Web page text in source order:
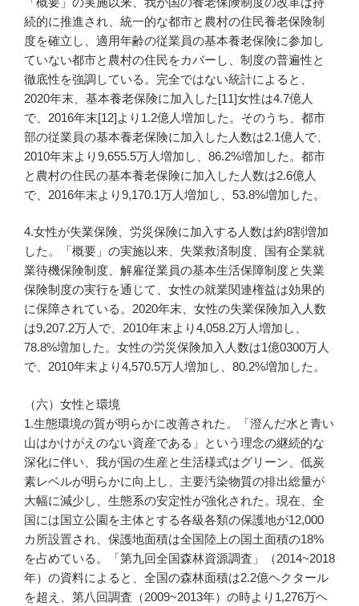
続的に推進され、統一的な都市と農村の住民養老保険制
度を確立し、適用年齢の従業員の基本養老保険に参加し
ていない都市と農村の住民をカバーし、制度の普遍性と
徹底性を強調している。完全ではない統計によると、
2020年末、基本養老保険に加入した[11]女性は4.7億人
で、2016年末[12]より1.2億人増加した。そのうち、都市
部の従業員の基本養老保険に加入した人数は2.1億人で、
2010年末より9,655.5万人増加し、86.2%増加した。都市
と農村の住民の基本養老保険に加入した人数は2.6億人
で、2016年末より9,170.1万人増加し、53.8%増加した。
4.女性が失業保険、労災保険に加入する人数は約8割増加
した。「概要」の実施以来、失業救済制度、国有企業就
業待機保険制度、解雇従業員の基本生活保障制度と失業
保険制度の実行を通じて、女性の就業関連権益は効果的
に保障されている。2020年末、女性の失業保険加入人数
は9,207.2万人で、2010年末より4,058.2万人増加し、
78.8%増加した。女性の労災保険加入人数は1億0300万人
で、2010年末より4,570.5万人増加し、80.2%増加した。
（六）女性と環境
1.生態環境の質が明らかに改善された。「澄んだ水と青い
山はかけがえのない資産である」という理念の継続的な
深化に伴い、我が国の生産と生活様式はグリーン、低炭
素レベルが明らかに向上し、主要汚染物質の排出総量が
大幅に減少し、生態系の安定性が強化された。現在、全
国には国立公園を主体とする各級各類の保護地が12,000
カ所設置され、保護地面積は全国陸上の国土面積の18%
を占めている。「第九回全国森林資源調査」（2014~2018
年）の資料によると、全国の森林面積は2.2億ヘクタール
を超え、第八回調査（2009~2013年）の時より1,276万ヘ